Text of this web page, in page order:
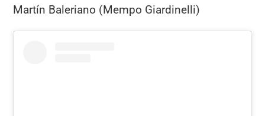
Martín Baleriano (Mempo Giardinelli)